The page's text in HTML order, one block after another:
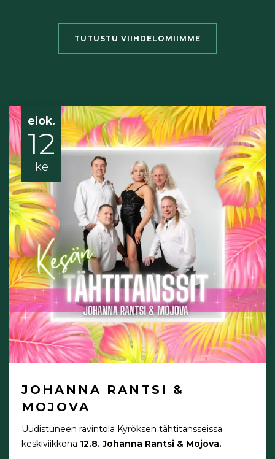
TUTUSTU VIIHDELOMIIMME
elok.
12
ke
JOHANNA RANTSI &
MOJOVA
Uudistuneen ravintola Kyröksen tähtitansseissa
keskiviikkona 12.8. Johanna Rantsi & Mojova.